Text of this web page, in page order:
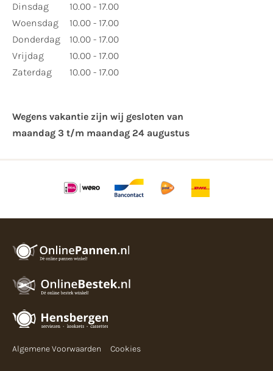
Dinsdag
Woensdag
Donderdag
Vrijdag
Zaterdag
10.00 - 17.00
10.00 - 17.00
10.00 - 17.00
10.00 - 17.00
10.00 - 17.00
Wegens vakantie zijn wij gesloten van ​
maandag 3 t/m maandag 24 augustus
Algemene Voorwaarden Cookies